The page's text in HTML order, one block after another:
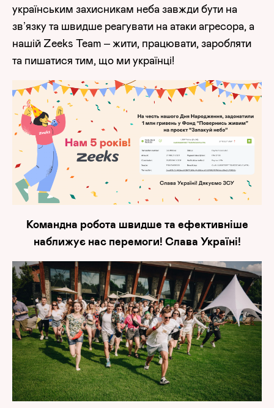
українським захисникам неба завжди бути на
зв’язку та швидше реагувати на атаки агресора, а
нашій Zeeks Team – жити, працювати, заробляти
та пишатися тим, що ми українці!
Командна робота швидше та ефективніше
наближує нас перемоги! Слава Україні!